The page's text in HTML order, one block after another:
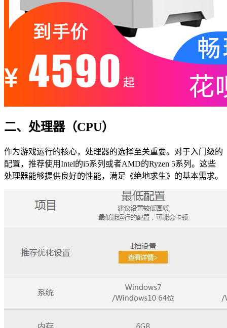
二、处理器（CPU）
作为游戏运行的核心，处理器的选择至关重要。对于入门级的
配置，推荐使用Intel的i5系列或者AMD的Ryzen 5系列。这些
处理器能够提供良好的性能，满足《绝地求生》的基本需求。